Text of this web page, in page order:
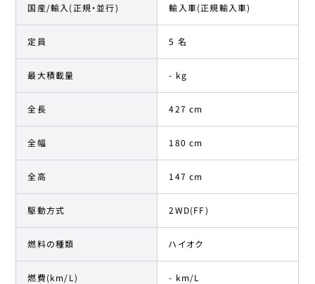
国産/輸入(正規・並行) 輸入車(正規輸入車)
定員 5 名
最大積載量 - kg
全長 427 cm
全幅 180 cm
全高 147 cm
駆動方式 2WD(FF)
燃料の種類 ハイオク
燃費(km/L) - km/L